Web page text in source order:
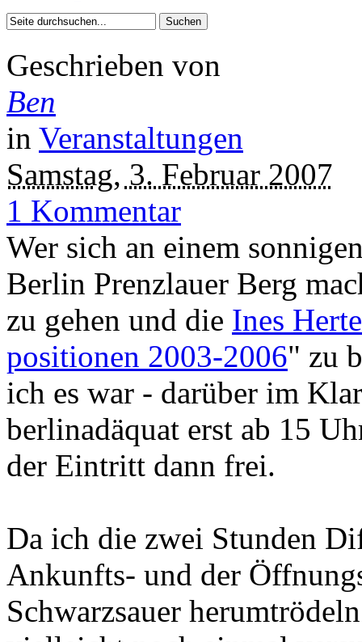
Geschrieben von
Ben
in Veranstaltungen
Samstag, 3. Februar 2007
1 Kommentar
Wer sich an einem
Berlin Prenzlauer Berg
zu gehen und die Ines
positionen 2003-2006" zu
ich es war - darüber im
berlinadäquat erst ab 15
der Eintritt dann frei.
Da ich die zwei Stunden
Ankunfts- und der
Schwarzsauer